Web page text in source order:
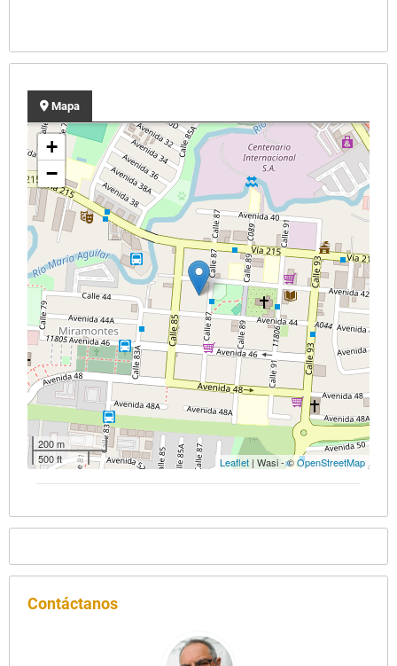
Mapa
+
−
200 m
500 ft
Leaflet | Wasi - ©OpenStreetMap
Contáctanos